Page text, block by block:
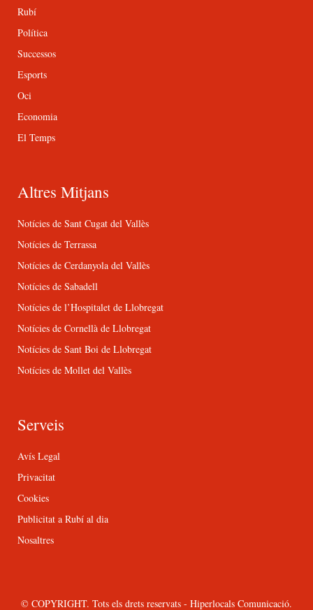
Rubí
Política
Successos
Esports
Oci
Economia
El Temps
Altres Mitjans
Notícies de Sant Cugat del Vallès
Notícies de Terrassa
Notícies de Cerdanyola del Vallès
Notícies de Sabadell
Notícies de l’Hospitalet de Llobregat
Notícies de Cornellà de Llobregat
Notícies de Sant Boi de Llobregat
Notícies de Mollet del Vallès
Serveis
Avís Legal
Privacitat
Cookies
Publicitat a Rubí al dia
Nosaltres
© COPYRIGHT. Tots els drets reservats - Hiperlocals Comunicació.